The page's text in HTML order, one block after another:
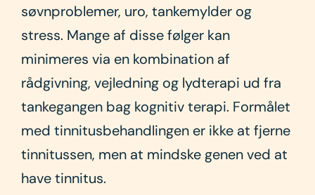
søvnproblemer, uro, tankemylder og
stress. Mange af disse følger kan
minimeres via en kombination af
rådgivning, vejledning og lydterapi ud fra
tankegangen bag kognitiv terapi. Formålet
med tinnitusbehandlingen er ikke at fjerne
tinnitussen, men at mindske genen ved at
have tinnitus.